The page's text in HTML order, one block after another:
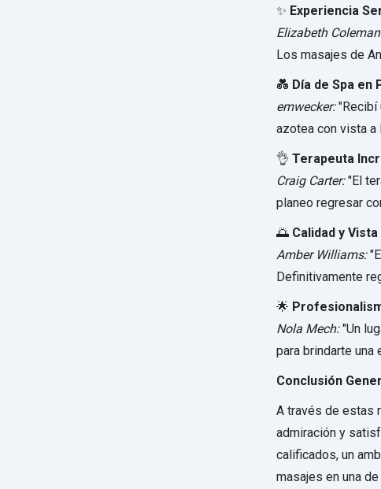
✨ Experiencia
Elizabeth
Los masajes de
💑 Día de Spa en
emwecker:"Recibí
azotea con vista a
👌 Terapeuta
Craig Carter:"El
planeo regresar
🌅 Calidad y
Amber Williams:
Definitivamente
🌟
Nola Mech:"Un
para brindarte una
Conclusión
A través de estas
admiración y
calificados, un
masajes en una